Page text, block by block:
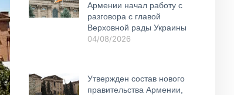
Армении начал работу с
разговора с главой
Верховной рады Украины
04/08/2026
Утвержден состав нового
правительства Армении,